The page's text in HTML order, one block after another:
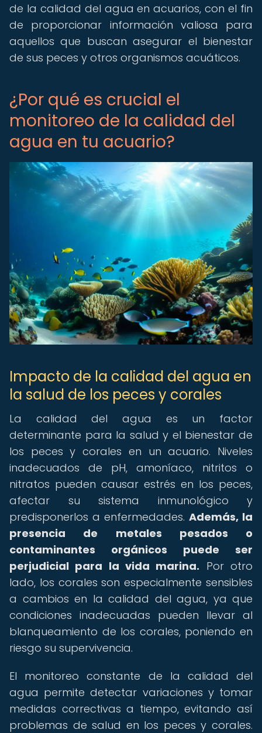
de la calidad del agua en acuarios, con el fin
de proporcionar información valiosa para
aquellos que buscan asegurar el bienestar
de sus peces y otros organismos acuáticos.
¿Por qué es crucial el
monitoreo de la calidad del
agua en tu acuario?
Impacto de la calidad del agua en
la salud de los peces y corales
La calidad del agua es un factor
determinante para la salud y el bienestar de
los peces y corales en un acuario. Niveles
inadecuados de pH, amoníaco, nitritos o
nitratos pueden causar estrés en los peces,
afectar su sistema inmunológico y
predisponerlos a enfermedades. Además, la
presencia de metales pesados o
contaminantes orgánicos puede ser
perjudicial para la vida marina. Por otro
lado, los corales son especialmente sensibles
a cambios en la calidad del agua, ya que
condiciones inadecuadas pueden llevar al
blanqueamiento de los corales, poniendo en
riesgo su supervivencia.
El monitoreo constante de la calidad del
agua permite detectar variaciones y tomar
medidas correctivas a tiempo, evitando así
problemas de salud en los peces y corales.